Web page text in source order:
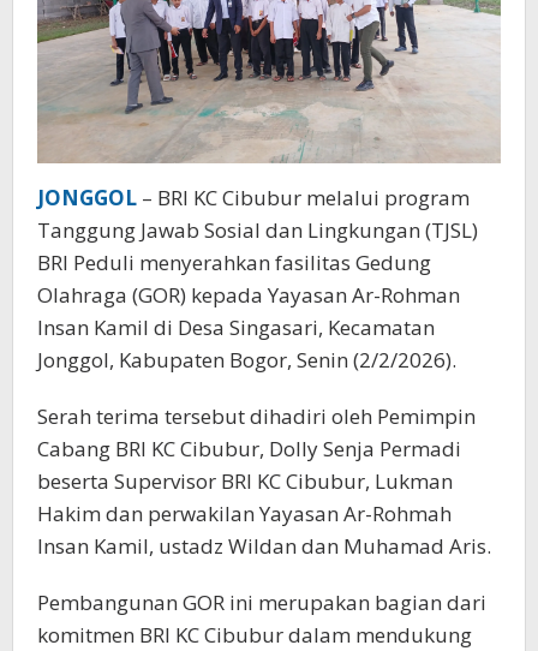
JONGGOL – BRI KC Cibubur melalui program
Tanggung Jawab Sosial dan Lingkungan (TJSL)
BRI Peduli menyerahkan fasilitas Gedung
Olahraga (GOR) kepada Yayasan Ar-Rohman
Insan Kamil di Desa Singasari, Kecamatan
Jonggol, Kabupaten Bogor, Senin (2/2/2026).
Serah terima tersebut dihadiri oleh Pemimpin
Cabang BRI KC Cibubur, Dolly Senja Permadi
beserta Supervisor BRI KC Cibubur, Lukman
Hakim dan perwakilan Yayasan Ar-Rohmah
Insan Kamil, ustadz Wildan dan Muhamad Aris.
Pembangunan GOR ini merupakan bagian dari
komitmen BRI KC Cibubur dalam mendukung